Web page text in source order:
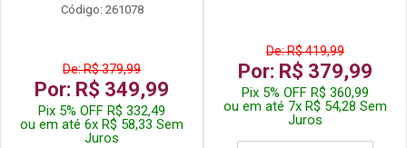
Código: 261078
De: R$ 379,99
Por: R$ 349,99
Pix 5% OFF R$ 332,49
ou em até 6x R$ 58,33 Sem
Juros
De: R$ 419,99
Por: R$ 379,99
Pix 5% OFF R$ 360,99
ou em até 7x R$ 54,28 Sem
Juros